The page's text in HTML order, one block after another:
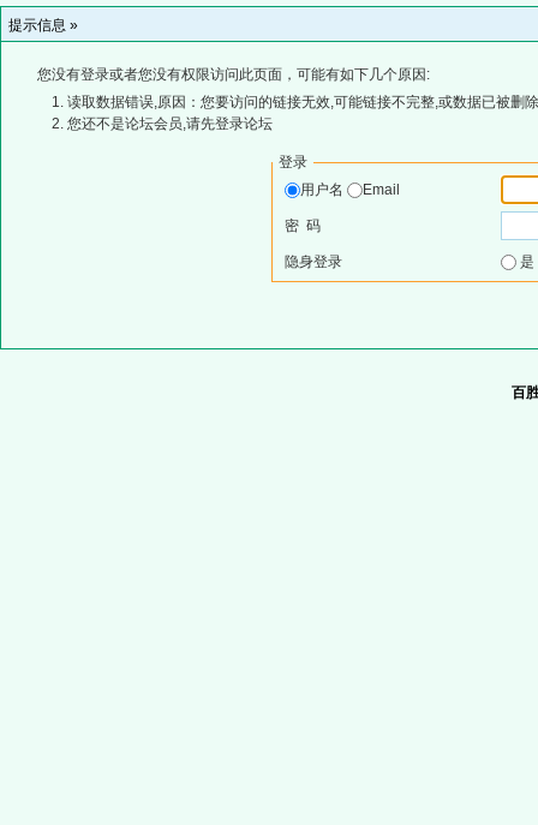
提示信息 »
您没有登录或者您没有权限访问此页面，可能有如下几个原因:
读取数据错误,原因：您要访问的链接无效,可能链接不完整,或数据已被删
您还不是论坛会员,请先登录论坛
登录
用户名
Email
密 码
隐身登录
百